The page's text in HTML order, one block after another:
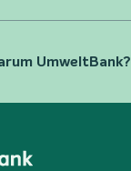
UmweltBank?